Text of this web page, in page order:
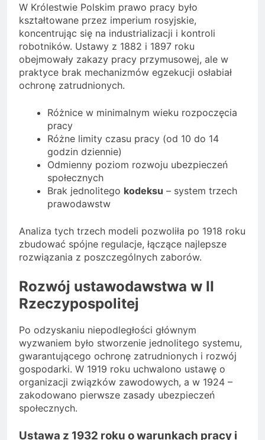
W Królestwie Polskim prawo pracy było
kształtowane przez imperium rosyjskie,
koncentrując się na industrializacji i kontroli
robotników. Ustawy z 1882 i 1897 roku
obejmowały zakazy pracy przymusowej, ale w
praktyce brak mechanizmów egzekucji osłabiał
ochronę zatrudnionych.
Różnice w minimalnym wieku rozpoczęcia
pracy
Różne limity czasu pracy (od 10 do 14
godzin dziennie)
Odmienny poziom rozwoju ubezpieczeń
społecznych
Brak jednolitego kodeksu – system trzech
prawodawstw
Analiza tych trzech modeli pozwoliła po 1918 roku
zbudować spójne regulacje, łączące najlepsze
rozwiązania z poszczególnych zaborów.
Rozwój ustawodawstwa w II
Rzeczypospolitej
Po odzyskaniu niepodległości głównym
wyzwaniem było stworzenie jednolitego systemu,
gwarantującego ochronę zatrudnionych i rozwój
gospodarki. W 1919 roku uchwalono ustawę o
organizacji związków zawodowych, a w 1924 –
zakodowano pierwsze zasady ubezpieczeń
społecznych.
Ustawa z 1932 roku o warunkach pracy i